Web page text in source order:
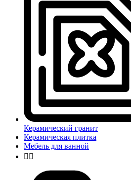
Керамический гранит
Керамическая плитка
Мебель для ванной
 